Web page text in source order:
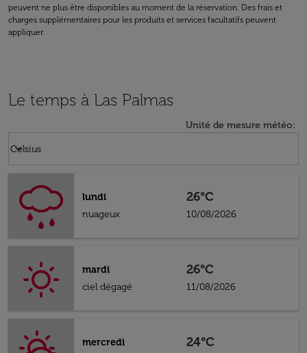
peuvent ne plus être disponibles au moment de la réservation. Des frais et
charges supplémentaires pour les produits et services facultatifs peuvent
appliquer.
Le temps à Las Palmas
Unité de mesure météo:
Celsius
keyboard_arrow_down
lundi
nuageux
26°C
10/08/2026
mardi
ciel dégagé
26°C
11/08/2026
mercredi
24°C